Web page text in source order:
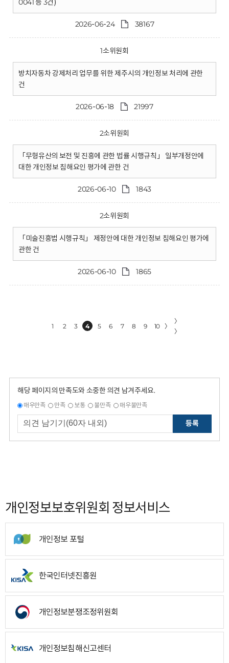
0041 등 3건)
2026-06-24 38167
1소위원회
방치자동차 강제처리 업무를 위한 제주시의 개인정보 처리에 관한
건
2026-06-18 21997
2소위원회
「무형유산의 보전 및 진흥에 관한 법률 시행규칙」 일부개정안에
대한 개인정보 침해요인 평가에 관한 건
2026-06-10 1843
2소위원회
「미술진흥법 시행규칙」 제정안에 대한 개인정보 침해요인 평가에
관한 건
2026-06-10 1865
1 2 3 4 5 6 7 8 9 10 〉
〉
〉
해당 페이지의 만족도와 소중한 의견 남겨주세요.
매우만족 만족 보통 불만족 매우불만족
등록
개인정보보호위원회 정보서비스
개인정보 포털
한국인터넷진흥원
개인정보분쟁조정위원회
개인정보침해신고센터